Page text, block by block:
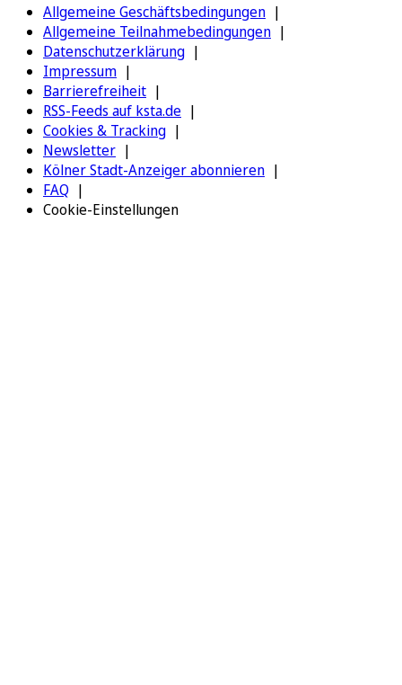
Allgemeine Geschäftsbedingungen
Allgemeine Teilnahmebedingungen
Datenschutzerklärung
Impressum
Barrierefreiheit
RSS-Feeds auf ksta.de
Cookies & Tracking
Newsletter
Kölner Stadt-Anzeiger abonnieren
FAQ
Cookie-Einstellungen